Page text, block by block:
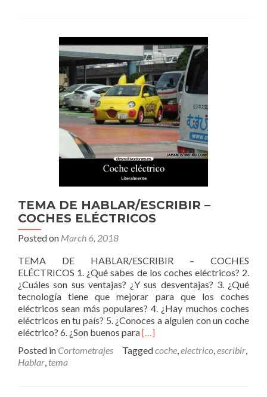
MODA
TEMA DE HABLAR/ESCRIBIR –
COCHES ELÉCTRICOS
Posted on March 6, 2018
TEMA DE HABLAR/ESCRIBIR – COCHES
ELÉCTRICOS 1. ¿Qué sabes de los coches eléctricos? 2.
¿Cuáles son sus ventajas? ¿Y sus desventajas? 3. ¿Qué
tecnología tiene que mejorar para que los coches
eléctricos sean más populares? 4. ¿Hay muchos coches
eléctricos en tu país? 5. ¿Conoces a alguien con un coche
eléctrico? 6. ¿Son buenos paraRead
about
[…]
Posted in Cortometrajes Taggedcoche,electrico,escribir,
Hablar, tema